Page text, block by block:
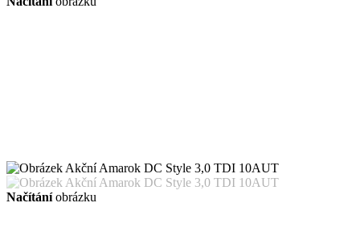
Načítáníobrázku